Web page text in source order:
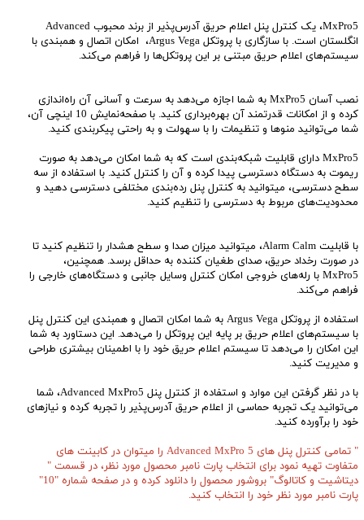
MxPro5، یک کنترل پنل اعلام حریق آدرس‌پذیر از برند محبوب Advanced
انگلستان است. با سازگاری با پروتکل‌ Argus Vega، امکان اتصال و همبندی با
سیستم‌های اعلام حریق مبتنی بر این پروتکل‌ها را فراهم می‌کند.
نصب آسان MxPro5 به شما اجازه می‌دهد به سرعت و آسانی آن راه‌اندازی
کرده و از امکانات قدرتمند آن بهره‌برداری کنید. با صفحه‌نمایش 10 اینچی آن،
شما می‌توانید منوها و تنظیمات را با سهولت و به راحتی پیکربندی کنید.
MxPro5 دارای قابلیت شبکه‌بندی است که به شما امکان می‌دهد به صورت
ریموت به دستگاه دسترسی پیدا کرده و آن را کنترل کنید. با استفاده از سه
سطح دسترسی، میتوانید به کنترل پنل رده‌بندی مختلفی دسترسی دهید و
محدودیت‌های مربوط به دسترسی را تنظیم کنید.
با قابلیت Alarm Calm، میتوانید میزان صدا و سطح هشدار را تنظیم کنید تا
در صورت رخداد حریق، صدای طغیان کننده به حداقل برسد. همچنین،
MxPro5 با رله‌های خروجی امکان کنترل وسایل جانبی و دستگاه‌های خارجی را
فراهم می‌کند.
استفاده از پروتکل Argus Vega به شما امکان اتصال و همبندی این کنترل پنل
با سیستم‌های اعلام حریق بر پایه این پروتکل را می‌دهد. این دستاورد به شما
این امکان را می‌دهد تا سیستم اعلام حریق خود را با اطمینان بیشتری طراحی
و مدیریت کنید.
با در نظر گرفتن این موارد و استفاده از کنترل پنل Advanced MxPro5، شما
می‌توانید یک تجربه حماسی از اعلام حریق آدرس‌پذیر را تجربه کرده و نیازهای
خود را برآورده کنید.
" تمامی کنترل پنل های Advanced MxPro 5 را میتوان در کابینت های
متفاوت تهیه نمود برای انتخاب پارت نامبر محصول مورد نظر، در قسمت "
دیتاشیت و کاتالوگ" بروشور محصول را دانلود کرده و در صفحه شماره "10"
پارت نامبر مورد نظر خود را انتخاب کنید.